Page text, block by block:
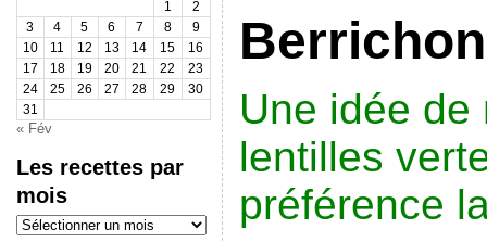
1
2
3
4 5 6 7 8
9
10
11 12 13 14 15
16
17
18 19 20 21 22
23
24
25 26 27 28 29
30
31
« Fév
Les recettes par
mois
Les
recettes
Une idée
lentilles
préférence